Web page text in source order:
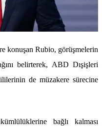
konuşan Rubio, görüşmelerin
belirterek, ABD Dışişleri
de müzakere sürecine
bağlı kalması